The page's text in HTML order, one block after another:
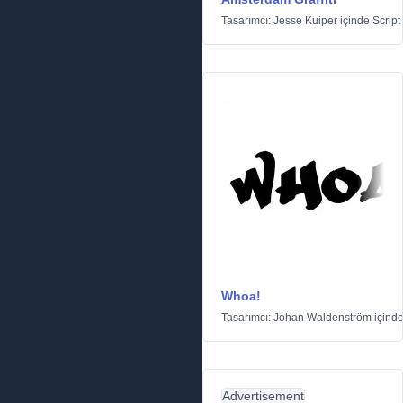
Tasarımcı: Jesse Kuiper içinde Script
Whoa!
Tasarımcı: Johan Waldenström
Advertisement